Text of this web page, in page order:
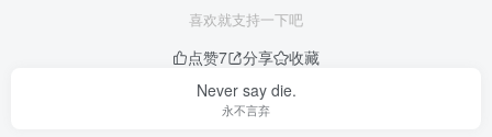
喜欢就支持一下吧
点赞7 分享
收藏
Never say die.
永不言弃